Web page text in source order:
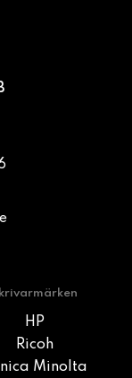
HP
Ricoh
Minolta